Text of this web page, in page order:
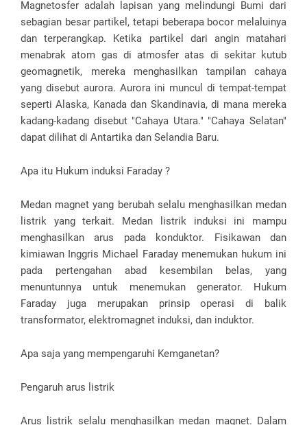
Magnetosfer adalah lapisan yang melindungi Bumi dari
sebagian besar partikel, tetapi beberapa bocor melaluinya
dan terperangkap. Ketika partikel dari angin matahari
menabrak atom gas di atmosfer atas di sekitar kutub
geomagnetik, mereka menghasilkan tampilan cahaya
yang disebut aurora. Aurora ini muncul di tempat-tempat
seperti Alaska, Kanada dan Skandinavia, di mana mereka
kadang-kadang disebut "Cahaya Utara." "Cahaya Selatan"
dapat dilihat di Antartika dan Selandia Baru.
Apa itu Hukum induksi Faraday ?
Medan magnet yang berubah selalu menghasilkan medan
listrik yang terkait. Medan listrik induksi ini mampu
menghasilkan arus pada konduktor. Fisikawan dan
kimiawan Inggris Michael Faraday menemukan hukum ini
pada pertengahan abad kesembilan belas, yang
menuntunnya untuk menemukan generator. Hukum
Faraday juga merupakan prinsip operasi di balik
transformator, elektromagnet induksi, dan induktor.
Apa saja yang mempengaruhi Kemganetan?
Pengaruh arus listrik
Arus listrik selalu menghasilkan medan magnet. Dalam